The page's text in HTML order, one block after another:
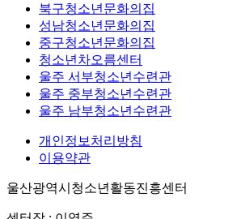
북구청소년문화의집
성남청소년문화의집
중구청소년문화의집
청소년차오름센터
울주 서부청소년수련관
울주 중부청소년수련관
울주 남부청소년수련관
개인정보처리방침
이용약관
울산광역시청소년활동진흥센터